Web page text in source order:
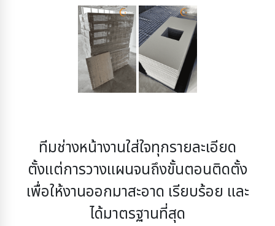
ทีมช่างหน้างานใส่ใจทุกรายละเอียด
ตั้งแต่การวางแผนจนถึงขั้นตอนติดตั้ง
เพื่อให้งานออกมาสะอาด เรียบร้อย และ
ได้มาตรฐานที่สุด